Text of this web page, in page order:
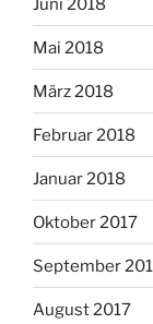
Juni 2018
Mai 2018
März 2018
Februar 2018
Januar 2018
Oktober 2017
September
August 2017